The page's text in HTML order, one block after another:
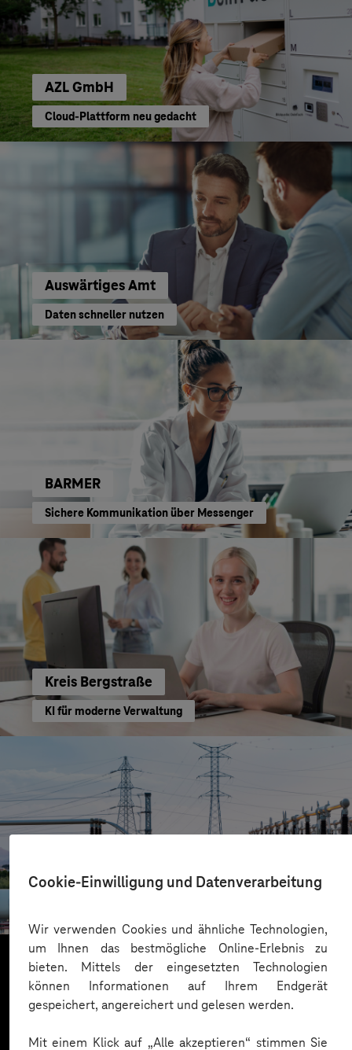
Cookie-Einwilligung und Datenverarbeitung
Wir verwenden Cookies und ähnliche Technologien,
um Ihnen das bestmögliche Online-Erlebnis zu
bieten. Mittels der eingesetzten Technologien
können Informationen auf Ihrem Endgerät
gespeichert, angereichert und gelesen werden.
Mit einem Klick auf „Alle akzeptieren“ stimmen Sie
AZL GmbH
Cloud-Plattform neu gedacht
Auswärtiges Amt
Daten schneller nutzen
BARMER
Sichere Kommunikation über Messenger
Kreis Bergstraße
KI für moderne Verwaltung
HIGHVOLT Prüftechnik Dresden GmbH
Mehr laden